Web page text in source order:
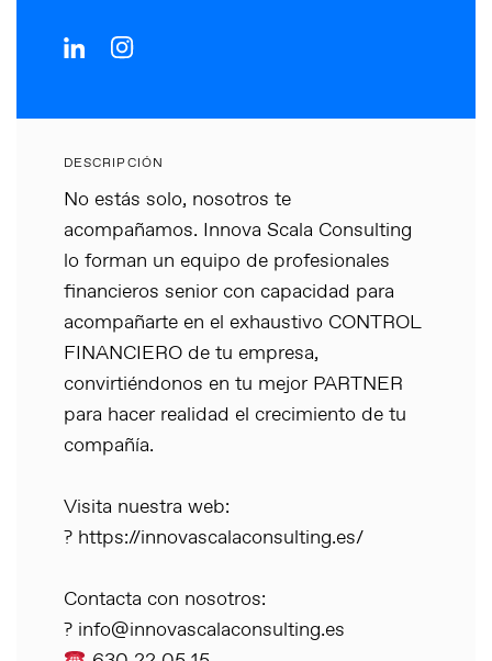
DESCRIPCIÓN
No estás solo, nosotros te
acompañamos. Innova Scala Consulting
lo forman un equipo de profesionales
financieros senior con capacidad para
acompañarte en el exhaustivo CONTROL
FINANCIERO de tu empresa,
convirtiéndonos en tu mejor PARTNER
para hacer realidad el crecimiento de tu
compañía.
Visita nuestra web:
? https://innovascalaconsulting.es/
Contacta con nosotros:
? info@innovascalaconsulting.es